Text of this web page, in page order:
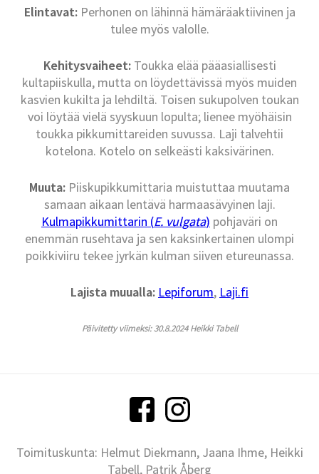
Elintavat:Perhonen on lähinnä hämäräaktiivinen ja
tulee myös valolle.
Kehitysvaiheet:Toukka elää pääasiallisesti
kultapiiskulla, mutta on löydettävissä myös muiden
kasvien kukilta ja lehdiltä. Toisen sukupolven toukan
voi löytää vielä syyskuun lopulta; lienee myöhäisin
toukka pikkumittareiden suvussa. Laji talvehtii
kotelona. Kotelo on selkeästi kaksivärinen.
Muuta: Piiskupikkumittaria muistuttaa muutama
samaan aikaan lentävä harmaasävyinen laji.
Kulmapikkumittarin (E. vulgata) pohjaväri on
enemmän rusehtava ja sen kaksinkertainen ulompi
poikkiviiru tekee jyrkän kulman siiven etureunassa.
Lajista muualla: Lepiforum, Laji.fi
Päivitetty viimeksi: 30.8.2024 Heikki Tabell
Toimituskunta: Helmut Diekmann, Jaana Ihme, Heikki
Tabell, Patrik Åberg